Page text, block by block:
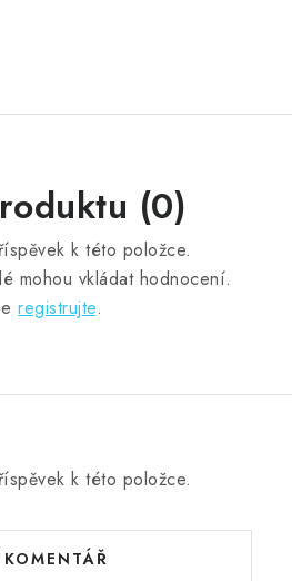
(0)
k této položce.
mohou vkládat hodnocení.
registrujte.
k této položce.